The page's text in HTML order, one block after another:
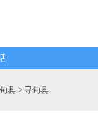
县  寻甸县